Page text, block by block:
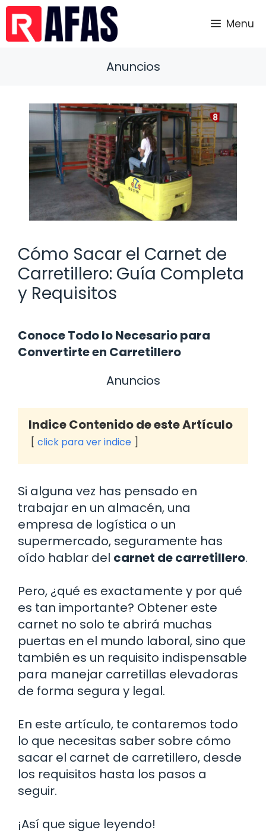
Saltar
contenido
Menu
Anuncios
Cómo Sacar el Carnet de
Carretillero: Guía Completa
y Requisitos
Conoce Todo lo Necesario para
Convertirte en Carretillero
Anuncios
Indice Contenido de este Artículo
click para ver indice
Si alguna vez has pensado en
trabajar en un almacén, una
empresa de logística o un
supermercado, seguramente has
oído hablar del carnet de carretillero.
Pero, ¿qué es exactamente y por qué
es tan importante? Obtener este
carnet no solo te abrirá muchas
puertas en el mundo laboral, sino que
también es un requisito indispensable
para manejar carretillas elevadoras
de forma segura y legal.
En este artículo, te contaremos todo
lo que necesitas saber sobre cómo
sacar el carnet de carretillero, desde
los requisitos hasta los pasos a
seguir.
¡Así que sigue leyendo!